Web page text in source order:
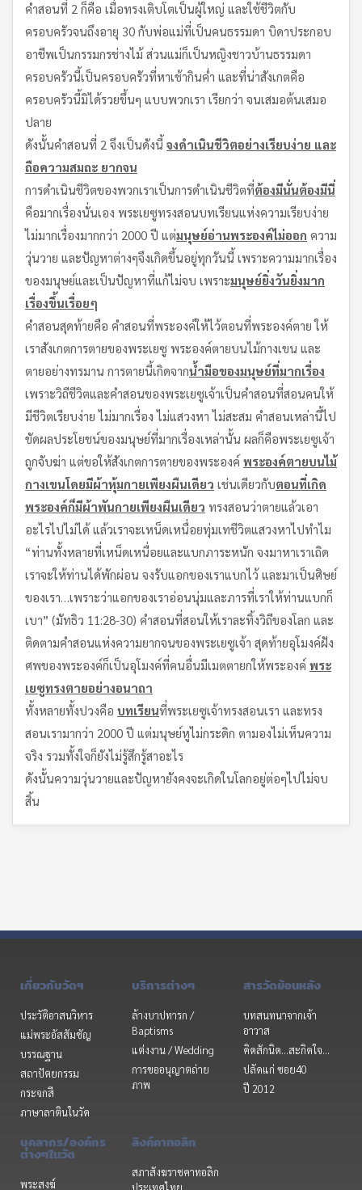
คำสอนที่ 2 ก็คือ เมื่อทรงเติบโตเป็นผู้ใหญ่ และใช้ชีวิตกับ
ครอบครัวจนถึงอายุ 30 กับพ่อแม่ที่เป็นคนธรรมดา บิดาประกอบ
อาชีพเป็นกรรมกรช่างไม้ ส่วนแม่ก็เป็นหญิงชาวบ้านธรรมดา
ครอบครัวนี้เป็นครอบครัวที่หาเช้ากินค่ำ และที่น่าสังเกตคือ
ครอบครัวนี้มิได้รวยขึ้นๆ แบบพวกเรา เรียกว่า จนเสมอต้นเสมอ
ปลาย
ดังนั้นคำสอนที่ 2 จึงเป็นดังนี้ จงดำเนินชีวิตอย่างเรียบง่าย และ
ถือความสมถะ ยากจน
การดำเนินชีวิตของพวกเราเป็นการดำเนินชีวิตที่ต้องมีนั่นต้องมีนี่
คือมากเรื่องนั่นเอง พระเยซูทรงสอนบทเรียนแห่งความเรียบง่าย
ไม่มากเรื่องมากกว่า 2000 ปี แต่มนุษย์อ่านพระองค์ไม่ออก ความ
วุ่นวาย และปัญหาต่างๆจึงเกิดขึ้นอยู่ทุกวันนี้ เพราะความมากเรื่อง
ของมนุษย์และเป็นปัญหาที่แก้ไม่จบ เพราะมนุษย์ยิ่งวันยิ่งมาก
เรื่องขึ้นเรื่อยๆ
คำสอนสุดท้ายคือ คำสอนที่พระองค์ให้ไว้ตอนที่พระองค์ตาย ให้
เราสังเกตการตายของพระเยซู พระองค์ตายบนไม้กางเขน และ
ตายอย่างทรมาน การตายนี้เกิดจากน้ำมือของมนุษย์ที่มากเรื่อง
เพราะวิถีชีวิตและคำสอนของพระเยซูเจ้าเป็นคำสอนที่สอนคนให้
มีชีวิตเรียบง่าย ไม่มากเรื่อง ไม่แสวงหา ไม่สะสม คำสอนเหล่านี้ไป
ขัดผลประโยชน์ของมนุษย์ที่มากเรื่องเหล่านั้น ผลก็คือพระเยซูเจ้า
ถูกจับฆ่า แต่ขอให้สังเกตการตายของพระองค์ พระองค์ตายบนไม้
กางเขนโดยมีผ้าหุ้มกายเพียงผืนเดียว เช่นเดียวกับตอนที่เกิด
พระองค์ก็มีผ้าพันกายเพียงผืนเดียว ทรงสอนว่าตายแล้วเอา
อะไรไปไม่ได้ แล้วเราจะเหน็ดเหนื่อยทุ่มเทชีวิตแสวงหาไปทำไม
“ท่านทั้งหลายที่เหน็ดเหนื่อยและแบกภาระหนัก จงมาหาเราเถิด
เราจะให้ท่านได้พักผ่อน จงรับแอกของเราแบกไว้ และมาเป็นศิษย์
ของเรา…เพราะว่าแอกของเราอ่อนนุ่มและภารที่เราให้ท่านแบกก็
เบา” (มัทธิว 11:28-30) คำสอนที่สอนให้เราละทิ้งวิถีของโลก และ
ติดตามคำสอนแห่งความยากจนของพระเยซูเจ้า สุดท้ายอุโมงค์ฝัง
ศพของพระองค์ก็เป็นอุโมงค์ที่คนอื่นมีเมตตายกให้พระองค์ พระ
เยซูทรงตายอย่างอนาถา
ทั้งหลายทั้งปวงคือ บทเรียนที่พระเยซูเจ้าทรงสอนเรา และทรง
สอนเรามากว่า 2000 ปี แต่มนุษย์หูไม่กระดิก ตามองไม่เห็นความ
จริง รวมทั้งใจก็ยังไม่รู้สึกรู้สาอะไร
ดังนั้นความวุ่นวายและปัญหายังคงจะเกิดในโลกอยู่ต่อๆไปไม่จบ
สิ้น
เกี่ยวกับวัดฯ
ประวัติอาสนวิหาร
แม่พระอัสสัมชัญ
บรรณฐาน
สถาปัตยกรรม
กระจกสี
ภาษาลาตินในวัด
บริการต่างๆ
ล้างบาปทารก /
Baptisms
แต่งงาน / Wedding
การขออนุญาตถ่าย
ภาพ
สารวัดย้อนหลัง
บทสนทนาจากเจ้า
อาวาส
คิดสักนิด...สะกิดใจ...
ปลัดแก่ ซอย40
ปี 2012
บุคลากร/องค์กร
ต่างๆในวัด
พระสงฆ์
ลิงค์คาทอลิก
สภาสังฆราชคาทอลิก
ประเทศไทย